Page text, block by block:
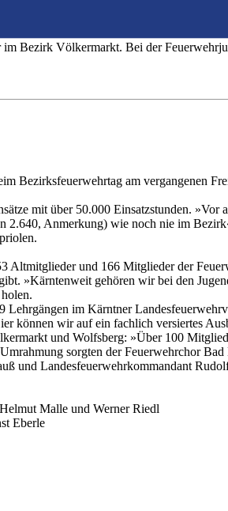
Bezirk Völkermarkt. Bei der
Bezirksfeuerwehrtag am vergangenen
mit über 50.000 Einsatzstunden. »Vor
2.640, Anmerkung) wie noch nie im
und 166 Mitglieder der
»Kärntenweit gehören wir bei den
im Kärntner
können wir auf ein fachlich versiertes
und Wolfsberg: »Über 100
sorgten der Feuerwehrchor
und Landesfeuerwehrkommandant
Malle und Werner Riedl
Eberle